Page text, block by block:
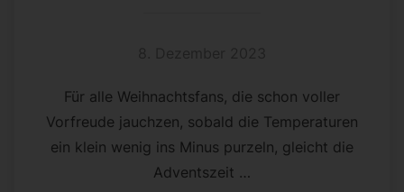
Für alle Weihnachtsfans, die schon voller
Vorfreude jauchzen, sobald die Temperaturen
ein klein wenig ins Minus purzeln, gleicht die
Adventszeit …